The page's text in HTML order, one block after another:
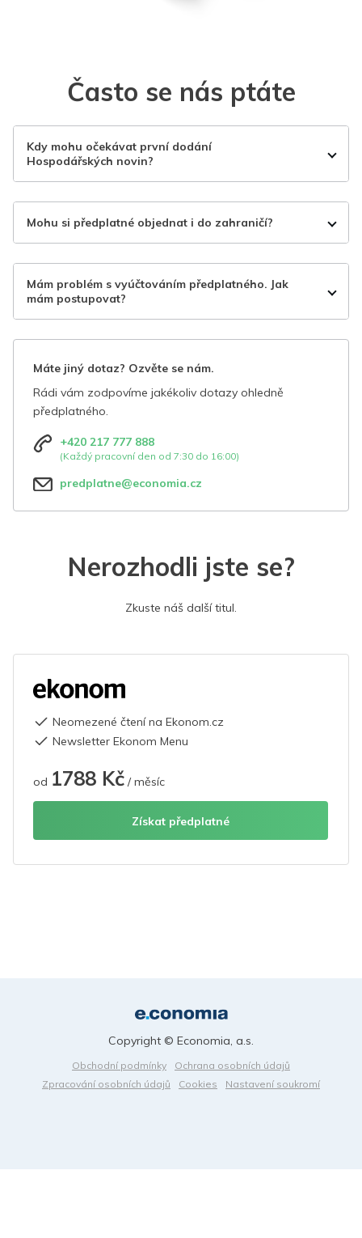
Často se nás ptáte
Kdy mohu očekávat první dodání
Hospodářských novin?
Mohu si předplatné objednat i do zahraničí?
Mám problém s vyúčtováním předplatného. Jak
mám postupovat?
Máte jiný dotaz? Ozvěte se nám.
Rádi vám zodpovíme jakékoliv dotazy ohledně
předplatného.
+420 217 777 888
(Každý pracovní den od 7:30 do 16:00)
predplatne@economia.cz
Nerozhodli jste se?
Zkuste náš další titul.
Neomezené čtení na Ekonom.cz
Newsletter Ekonom Menu
od 1788 Kč / měsíc
Získat předplatné
Obchodní podmínky
Ochrana osobních údajů
Zpracování osobních údajů
Cookies Nastavení soukromí
Copyright © Economia, a.s.